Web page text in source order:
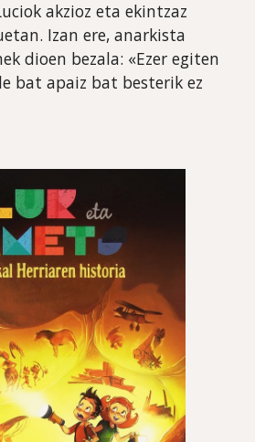
akzioz eta ekintzaz
Izan ere, anarkista
dioen bezala: «Ezer egiten
bat apaiz bat besterik ez